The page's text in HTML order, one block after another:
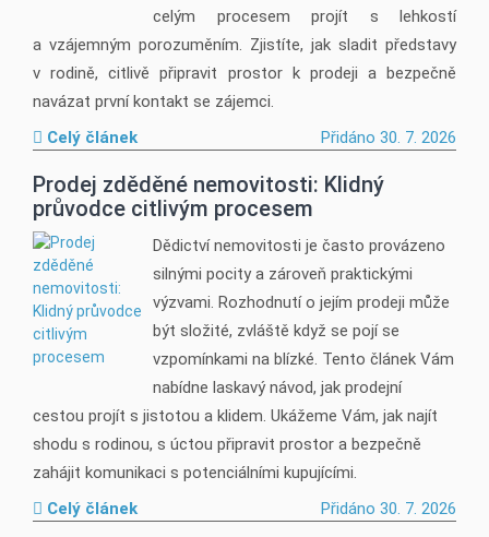
celým procesem projít s lehkostí
a vzájemným porozuměním. Zjistíte, jak sladit představy
v rodině, citlivě připravit prostor k prodeji a bezpečně
navázat první kontakt se zájemci.
Celý článek
Přidáno 30. 7. 2026
Prodej zděděné nemovitosti: Klidný
průvodce citlivým procesem
Dědictví nemovitosti je často provázeno
silnými pocity a zároveň praktickými
výzvami. Rozhodnutí o jejím prodeji může
být složité, zvláště když se pojí se
vzpomínkami na blízké. Tento článek Vám
nabídne laskavý návod, jak prodejní
cestou projít s jistotou a klidem. Ukážeme Vám, jak najít
shodu s rodinou, s úctou připravit prostor a bezpečně
zahájit komunikaci s potenciálními kupujícími.
Celý článek
Přidáno 30. 7. 2026